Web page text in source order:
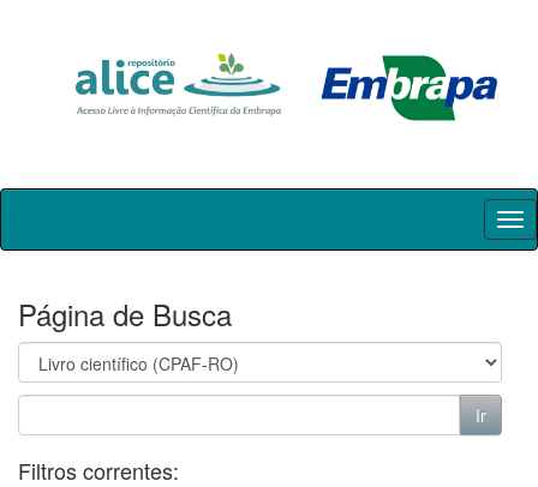
Skip
Página de Busca
Filtros correntes: